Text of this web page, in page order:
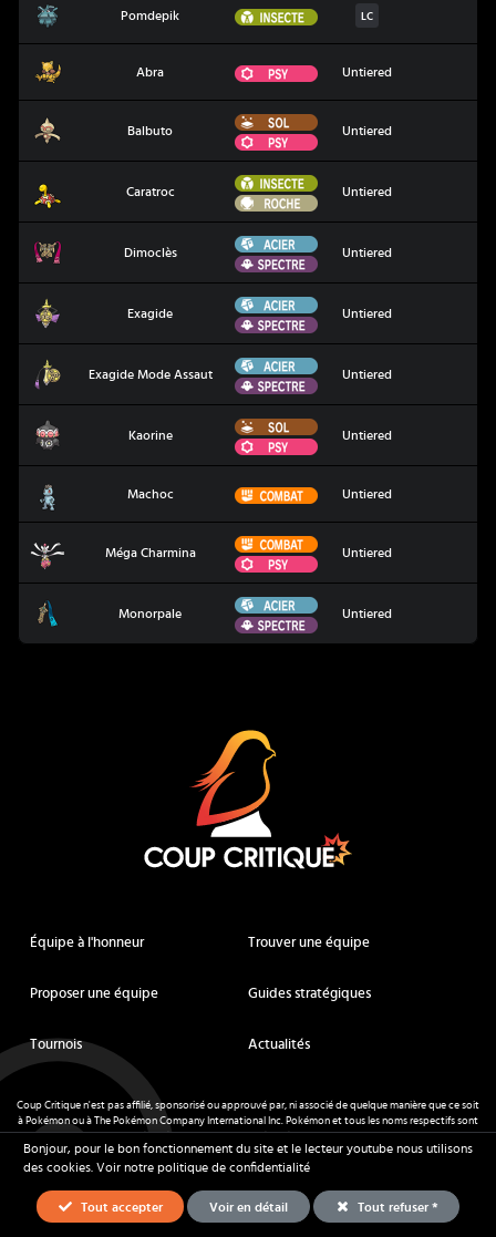
Pomdepik Insecte LC
Abra Psy Untiered
Balbuto
Sol
Psy
Untiered
Caratroc
Insecte
Roche
Untiered
Dimoclès
Acier
Spectre
Untiered
Exagide
Acier
Spectre
Untiered
Exagide Mode Assaut
Acier
Spectre
Untiered
Kaorine
Sol
Psy
Untiered
Machoc CombatUntiered
Méga Charmina
Combat
Psy
Untiered
Monorpale
Acier
Spectre
Untiered
Équipe à l'honneur Trouver une équipe
Proposer une équipe Guides stratégiques
Tournois Actualités
Coup Critique n'est pas affilié, sponsorisé ou approuvé par, ni associé de quelque manière que ce soit
à Pokémon ou à The Pokémon Company International Inc. Pokémon et tous les noms respectifs sont
des marques déposées et des marques déposées. © de Nintendo 1996-2026.
Mentions légales - CGU- Tous droits réservés - Coup Critique
Bonjour, pour le bon fonctionnement du site et le lecteur youtube nous utilisons
des cookies. Voir notre politique de confidentialité
Tout accepter Voir en détail Tout refuser *